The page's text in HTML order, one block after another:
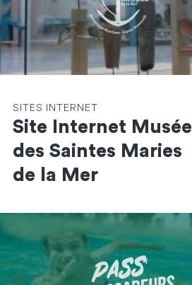
SITES INTERNET
Site Internet Musée
des Saintes Maries
de la Mer